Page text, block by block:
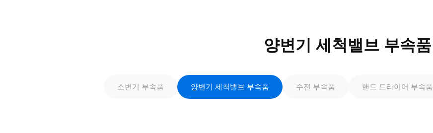
양변기 세척밸브 부속품
소변기 부속품 양변기 세척밸브 부속품 수전 부속품 핸드 드라이어 부속품